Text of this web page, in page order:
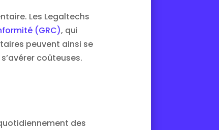
Les Legaltechs
(GRC), qui
peuvent ainsi se
coûteuses.
des